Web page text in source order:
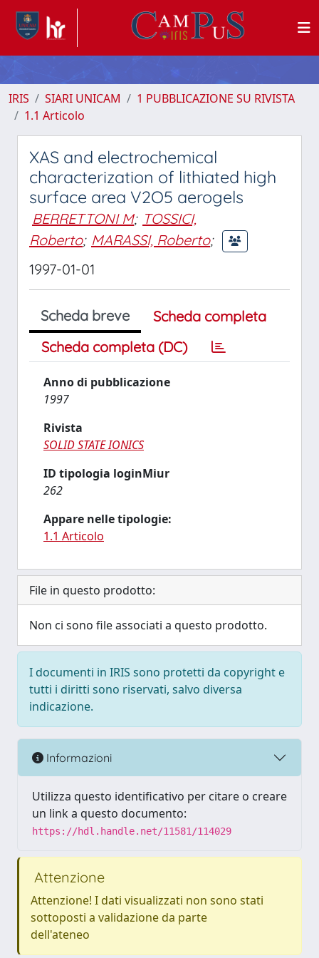
IRIS SIARI UNICAM
1 PUBBLICAZIONE SU RIVISTA
1.1 Articolo
XAS and electrochemical
characterization of lithiated high
surface area V2O5 aerogels
BERRETTONI M; TOSSICI,
Roberto; MARASSI, Roberto;
1997-01-01
Scheda breve
Scheda completa
Scheda completa (DC)
Anno di pubblicazione
1997
Rivista
SOLID STATE IONICS
ID tipologia loginMiur
262
Appare nelle tipologie:
1.1 Articolo
File in questo prodotto:
Non ci sono file associati a questo prodotto.
I documenti in IRIS sono protetti da copyright e
tutti i diritti sono riservati, salvo diversa
indicazione.
Informazioni
Utilizza questo identificativo per citare o creare
un link a questo documento:
https://hdl.handle.net/11581/114029
Attenzione
Attenzione! I dati visualizzati non sono stati
sottoposti a validazione da parte
dell'ateneo